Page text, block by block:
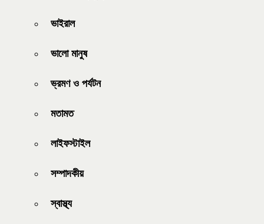
ভাইরাল
ভালো মানুষ
ভ্রমণ ও পর্যটন
মতামত
লাইফস্টাইল
সম্পাদকীয়
স্বাস্থ্য